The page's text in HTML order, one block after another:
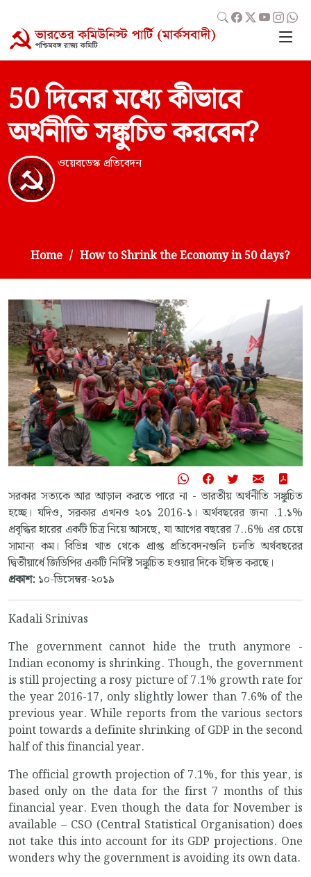
50 দিনের মধ্যে কীভাবে
অর্থনীতি সঙ্কুচিত করবেন?
ওয়েবডেস্ক প্রতিবেদন
Home How to Shrink the Economy in 50 days?
সরকার সত্যকে আর আড়াল করতে পারে না - ভারতীয় অর্থনীতি সঙ্কুচিত
হচ্ছে। যদিও, সরকার এখনও ২০১ 2016-১। অর্থবছরের জন্য .1.১%
প্রবৃদ্ধির হারের একটি চিত্র নিয়ে আসছে, যা আগের বছরের 7..6% এর চেয়ে
সামান্য কম। বিভিন্ন খাত থেকে প্রাপ্ত প্রতিবেদনগুলি চলতি অর্থবছরের
দ্বিতীয়ার্ধে জিডিপির একটি নির্দিষ্ট সঙ্কুচিত হওয়ার দিকে ইঙ্গিত করছে।
প্রকাশ: ১০-ডিসেম্বর-২০১৯
Kadali Srinivas
The government cannot hide the truth anymore -
Indian economy is shrinking. Though, the government
is still projecting a rosy picture of 7.1% growth rate for
the year 2016-17, only slightly lower than 7.6% of the
previous year. While reports from the various sectors
point towards a definite shrinking of GDP in the second
half of this financial year.
The official growth projection of 7.1%, for this year, is
based only on the data for the first 7 months of this
financial year. Even though the data for November is
available – CSO (Central Statistical Organisation) does
not take this into account for its GDP projections. One
wonders why the government is avoiding its own data.